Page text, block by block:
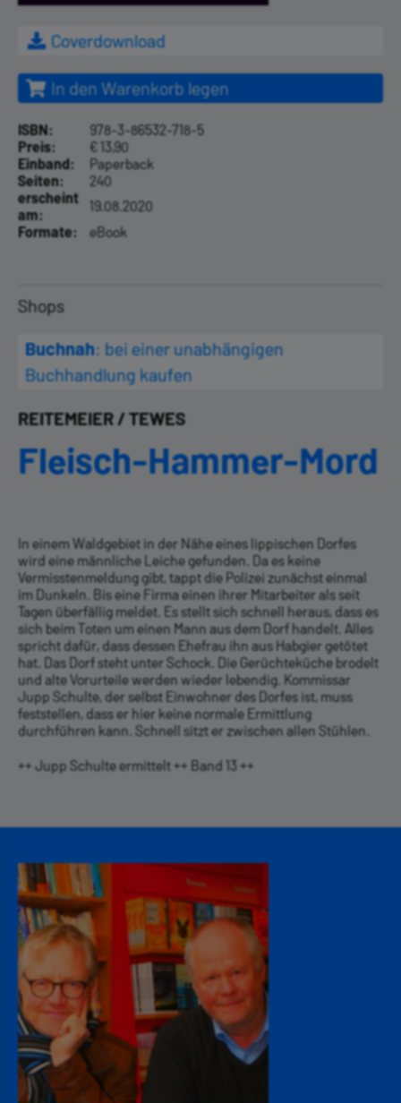
Coverdownload
In den Warenkorb legen
ISBN:
978-3-86532-718-5
Preis:
€ 13,90
Einband:
Paperback
Seiten:
240
erscheint
am:
19.08.2020
Formate:
eBook
Shops
Buchnah: bei einer unabhängigen
Buchhandlung kaufen
Fleisch-Hammer-Mord
REITEMEIER / TEWES
In einem Waldgebiet in der Nähe eines lip­pischen Dorfes
wird eine männliche Leiche gefunden. Da es keine
Vermisstenmeldung gibt, tappt die Polizei zunächst einmal
im Dunkeln. Bis eine ­Firma einen ihrer Mitarbeiter als seit
Tagen überfällig meldet. Es stellt sich schnell heraus, dass es
sich beim Toten um einen Mann aus dem Dorf handelt. Alles
spricht dafür, dass dessen Ehefrau ihn aus Habgier getötet
hat. Das Dorf steht unter Schock. Die Gerüchte­küche brodelt
und alte Vorurteile werden wieder lebendig. Kommissar
Jupp Schulte, der selbst Einwohner des Dorfes ist, muss
feststellen, dass er hier keine normale Ermittlung
durchführen kann. Schnell sitzt er zwischen allen Stühlen.
++ Jupp Schulte ermittelt ++ Band 13 ++